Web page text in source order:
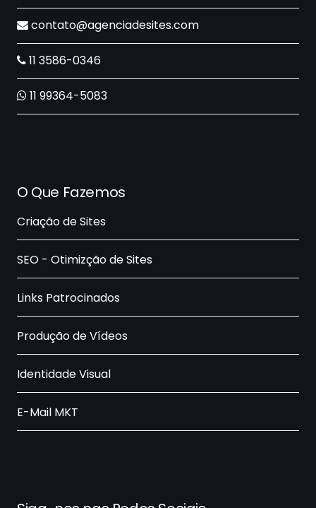
contato@agenciadesites.com
11 3586-0346
11 99364-5083
O Que Fazemos
Criação de Sites
SEO - Otimizção de Sites
Links Patrocinados
Produção de Vídeos
Identidade Visual
E-Mail MKT